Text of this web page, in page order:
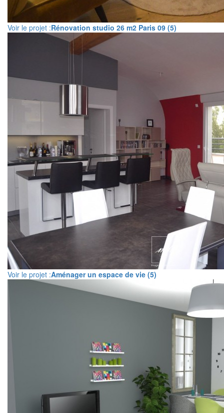
Voir le projet :Rénovation studio 26 m2 Paris 09 (5)
Voir le projet :Aménager un espace de vie (5)